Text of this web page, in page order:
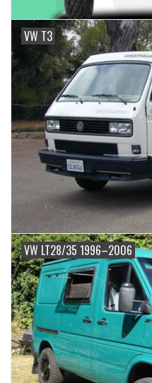
VW T3
VW LT28/35 1996–2006